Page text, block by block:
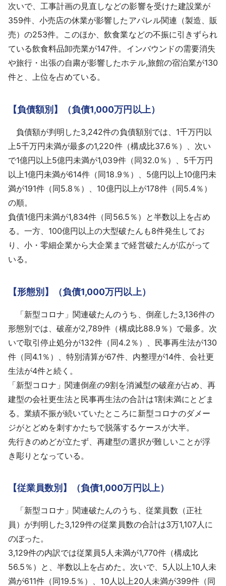
次いで、工事計画の見直しなどの影響を受けた建設業が
359件、小売店の休業が影響したアパレル関連（製造、販
売）の253件。このほか、飲食業などの不振に引きずられ
ている飲食料品卸売業が147件。インバウンドの需要消失
や旅行・出張の自粛が影響したホテル,旅館の宿泊業が130
件と、上位を占めている。
【負債額別】（負債1,000万円以上）
負債額が判明した3,242件の負債額別では、1千万円以
上5千万円未満が最多の1,220件（構成比37.6％）、次い
で1億円以上5億円未満が1,039件（同32.0％）、5千万円
以上1億円未満が614件（同18.9％）、5億円以上10億円未
満が191件（同5.8％）、10億円以上が178件（同5.4％）
の順。
負債1億円未満が1,834件（同56.5％）と半数以上を占め
る。一方、100億円以上の大型破たんも8件発生してお
り、小・零細企業から大企業まで経営破たんが広がって
いる。
【形態別】（負債1,000万円以上）
「新型コロナ」関連破たんのうち、倒産した3,136件の
形態別では、破産が2,789件（構成比88.9％）で最多。次
いで取引停止処分が132件（同4.2％）、民事再生法が130
件（同4.1％）、特別清算が67件、内整理が14件、会社更
生法が4件と続く。
「新型コロナ」関連倒産の9割を消滅型の破産が占め、再
建型の会社更生法と民事再生法の合計は1割未満にとどま
る。業績不振が続いていたところに新型コロナのダメー
ジがとどめを刺すかたちで脱落するケースが大半。
先行きのめどが立たず、再建型の選択が難しいことが浮
き彫りとなっている。
【従業員数別】（負債1,000万円以上）
「新型コロナ」関連破たんのうち、従業員数（正社
員）が判明した3,129件の従業員数の合計は3万1,107人に
のぼった。
3,129件の内訳では従業員5人未満が1,770件（構成比
56.5％）と、半数以上を占めた。次いで、5人以上10人未
満が611件（同19.5％）、10人以上20人未満が399件（同